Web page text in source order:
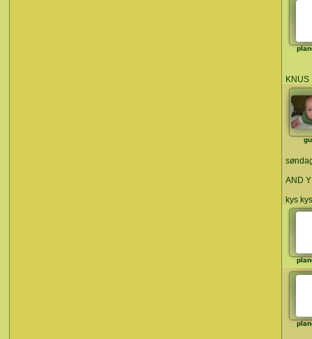
KNUS
AND
kys